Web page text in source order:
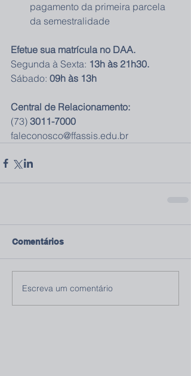
pagamento da primeira parcela
da semestralidade
Efetue sua matrícula no DAA.
Segunda à Sexta: 13h às 21h30.
Sábado: 09h às 13h
Central de Relacionamento:
(73) 3011-7000
faleconosco@ffassis.edu.br
Comentários
Escreva um comentário